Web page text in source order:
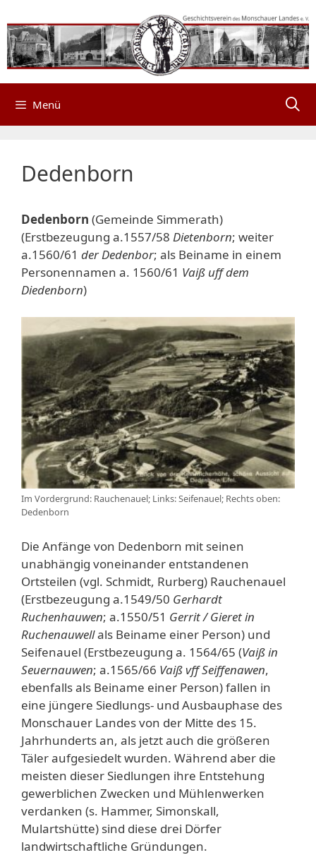
Inhalt
springen
Menü
Dedenborn
Dedenborn (Gemeinde Simmerath)
(Erstbezeugung a.1557/58 Dietenborn; weiter
a.1560/61 der Dedenbor; als Beiname in einem
Personennamen a. 1560/61 Vaiß uff dem
Diedenborn)
Im Vordergrund: Rauchenauel; Links: Seifenauel; Rechts oben:
Dedenborn
Die Anfänge von Dedenborn mit seinen
unabhängig voneinander entstandenen
Ortsteilen (vgl. Schmidt, Rurberg) Rauchenauel
(Erstbezeugung a.1549/50 Gerhardt
Ruchenhauwen; a.1550/51 Gerrit / Gieret in
Ruchenauwellals Beiname einer Person) und
Seifenauel (Erstbezeugung a. 1564/65 (Vaiß in
Seuernauwen; a.1565/66 Vaiß vff Seiffenawen,
ebenfalls als Beiname einer Person) fallen in
eine jüngere Siedlungs- und Ausbauphase des
Monschauer Landes von der Mitte des 15.
Jahrhunderts an, als jetzt auch die größeren
Täler aufgesiedelt wurden. Während aber die
meisten dieser Siedlungen ihre Entstehung
gewerblichen Zwecken und Mühlenwerken
verdanken (s. Hammer, Simonskall,
Mulartshütte) sind diese drei Dörfer
landwirtschaftliche Gründungen.